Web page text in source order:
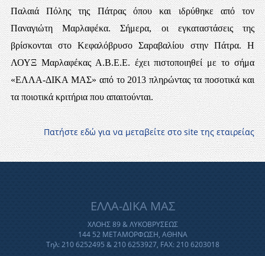
Παλαιά Πόλης της Πάτρας όπου και ιδρύθηκε από τον
Παναγιώτη Μαρλαφέκα. Σήμερα, οι εγκαταστάσεις της
βρίσκονται στο Κεφαλόβρυσο Σαραβαλίου στην Πάτρα. Η
ΛΟΥΞ Μαρλαφέκας Α.Β.Ε.Ε. έχει πιστοποιηθεί με το σήμα
«ΕΛΛΑ-ΔΙΚΑ ΜΑΣ» από το 2013 πληρώντας τα ποσοτικά και
τα ποιοτικά κριτήρια που απαιτούνται.
Πατήστε εδώ για να μεταβείτε στο site της εταιρείας
ΕΛΛΑ-ΔΙΚΑ ΜΑΣ
ΧΛΟΗΣ 89 & ΛΥΚΟΒΡΥΣΕΩΣ
144 52 ΜΕΤΑΜΟΡΦΩΣΗ, ΑΘΗΝΑ
Τηλ: 210 6252495 & 210 6253927, FAX: 210 6203018